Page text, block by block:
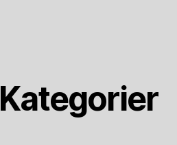
Kategorier